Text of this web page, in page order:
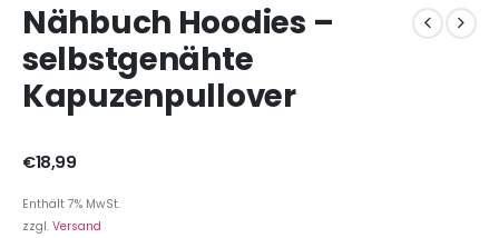
Nähbuch Hoodies –
selbstgenähte
Kapuzenpullover
€18,99
Enthält 7% MwSt.
zzgl. Versand